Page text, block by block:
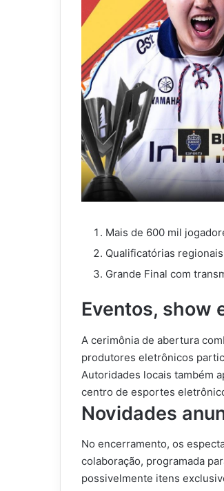
Mais de 600 mil
Qualificatórias
Grande Final com
Eventos, show
A cerimônia de abertura
produtores eletrônicos
Autoridades locais também
centro de esportes
Novidades
No encerramento, os
colaboração, programada
possivelmente itens